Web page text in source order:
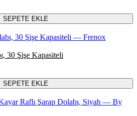
SEPETE EKLE
30 Şişe Kapasiteli
SEPETE EKLE